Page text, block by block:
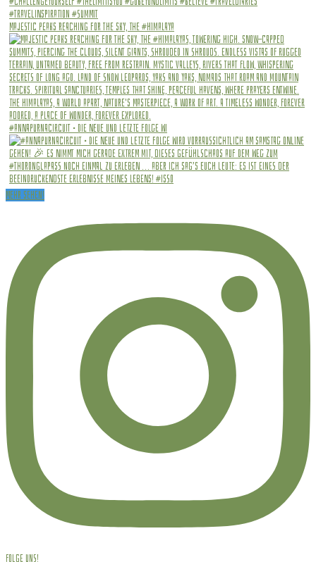
Majestic peaks reaching for the sky, The #Himalaya
#annapurnacircuit • Die Neue und letzte Folge wi
Mehr sehen!
Folge uns!